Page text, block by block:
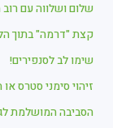
שלום ושלווה עם רוב
קצת "דרמה" בתוך
שימו לב לסנפירים!
זיהוי סימני סטרס או
הסביבה המושלמת